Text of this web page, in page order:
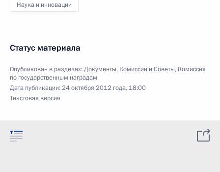
Наука и инновации
Статус материала
Опубликован в разделах:Документы, Комиссии и Советы, Комиссия
по государственным наградам
Дата публикации:24 октября 2012 года, 18:00
Текстовая версия